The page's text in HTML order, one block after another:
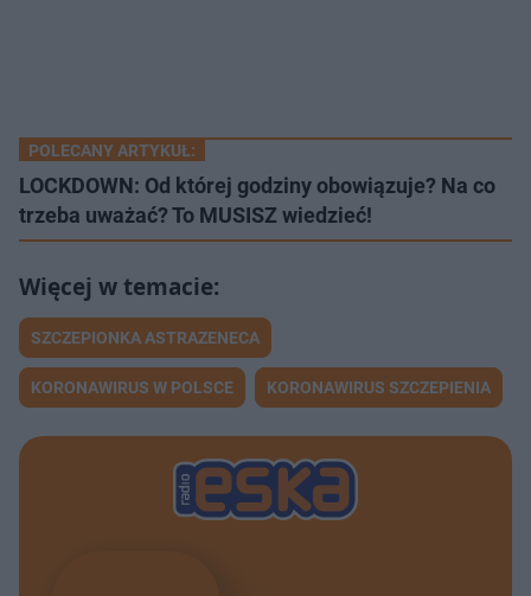
POLECANY ARTYKUŁ:
LOCKDOWN: Od której godziny obowiązuje? Na co
trzeba uważać? To MUSISZ wiedzieć!
SZCZEPIONKA ASTRAZENECA
KORONAWIRUS W POLSCE KORONAWIRUS SZCZEPIENIA